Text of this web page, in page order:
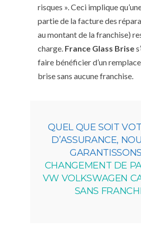
risques ». Ceci implique
partie de la facture des
au montant de la franchise)
charge. France Glass Brise
faire bénéficier d’un
brise sans aucune franchise.
QUEL QUE SOIT
D’ASSURANCE,
CHANGEMENT DE
VW VOLKSWAGEN
SANS